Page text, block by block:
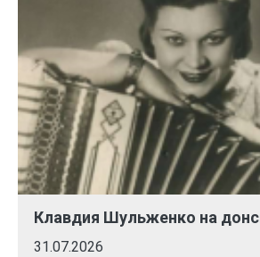
Клавдия Шульженко на
31.07.2026